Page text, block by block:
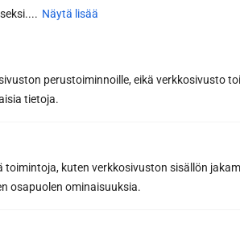
Näytä lisää
perustoiminnoille, eikä verkkosivusto
tietoja.
kuten verkkosivuston sisällön
osapuolen ominaisuuksia.
uutiskirje
ja